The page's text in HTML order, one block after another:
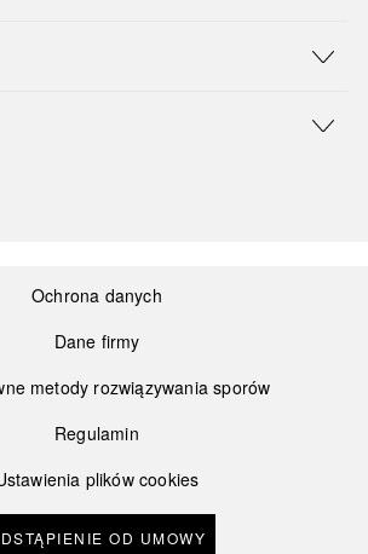
Ochrona danych
Dane firmy
metody rozwiązywania sporów
Regulamin
plików cookies
OD UMOWY